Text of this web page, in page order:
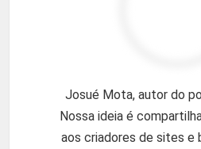
Josué Mota, autor do
Nossa ideia é
aos criadores de sites e